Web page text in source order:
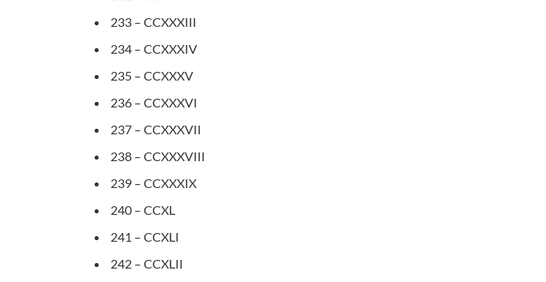
233 – CCXXXIII
234 – CCXXXIV
235 – CCXXXV
236 – CCXXXVI
237 – CCXXXVII
238 – CCXXXVIII
239 – CCXXXIX
240 – CCXL
241 – CCXLI
242 – CCXLII